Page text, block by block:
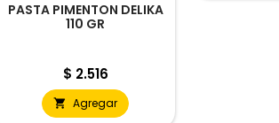
PASTA PIMENTON DELIKA
110 GR
Precio
$ 2.516
 Agregar